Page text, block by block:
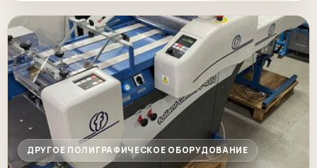
ДРУГОЕ ПОЛИГРАФИЧЕСКОЕ ОБОРУДОВАНИЕ